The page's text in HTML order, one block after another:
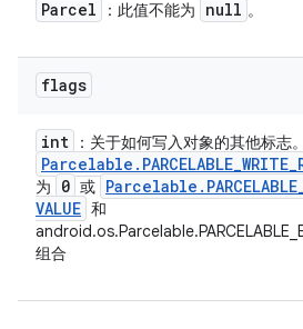
Parcel ：此值不能为 null 。
flags
int ：关于如何写入对象的其他标志
Parcelable . PARCELABLE_WRITE_
为
0 或 Parcelable . PARCELABLE
VALUE 和
组合